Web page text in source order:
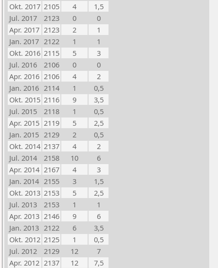
Okt. 2017 2105 4
1,5
Jul. 2017
2123 0
0
Apr. 2017 2123 2
1
Jan. 2017 2122 1
1
Okt. 2016 2115 5
3
Jul. 2016
2106 0
0
Apr. 2016 2106 4
2
Jan. 2016 2114 1
0,5
Okt. 2015 2116 9
3,5
Jul. 2015
2118 1
0,5
Apr. 2015 2119 5
2,5
Jan. 2015 2129 2
0,5
Okt. 2014 2137 4
2
Jul. 2014
2158 10
6
Apr. 2014 2167 4
3
Jan. 2014 2155 3
1,5
Okt. 2013 2153 5
2,5
Jul. 2013
2153 1
1
Apr. 2013 2146 9
6
Jan. 2013 2122 6
3,5
Okt. 2012 2125 1
0,5
Jul. 2012
2129 12
7
Apr. 2012 2137 12
7,5